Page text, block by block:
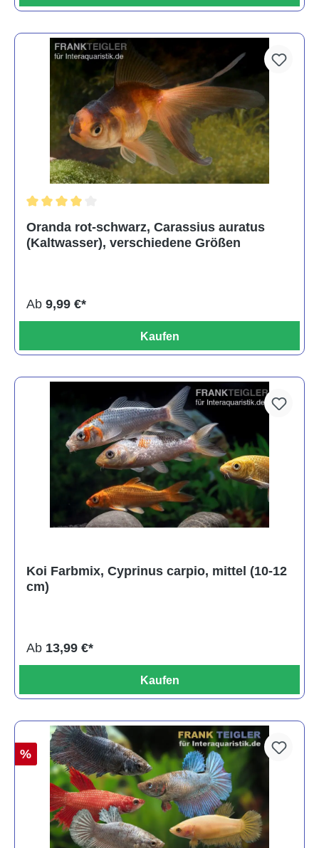
Oranda rot-schwarz, Carassius auratus
(Kaltwasser), verschiedene Größen
Ab 9,99 €*
Kaufen
Koi Farbmix, Cyprinus carpio, mittel (10-12
cm)
Ab 13,99 €*
Kaufen
%